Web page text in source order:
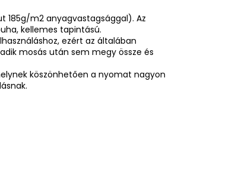
185g/m2 anyagvastagsággal). Az
kellemes tapintású.
ezért az általában
mosás után sem megy össze és
köszönhetően a nyomat nagyon